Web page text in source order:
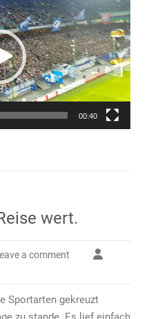
00:40
wert.
a comment
Sportarten gekreuzt